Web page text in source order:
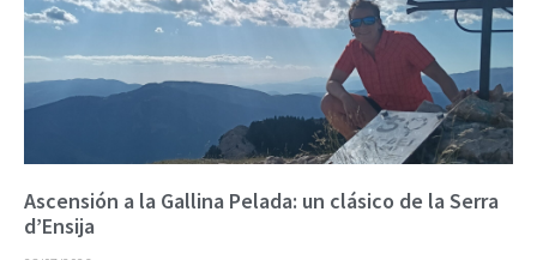
Ascensión a la Gallina Pelada: un clásico de la Serra
d’Ensija